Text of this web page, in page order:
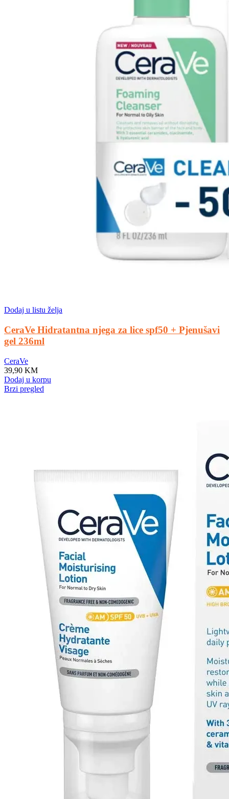
Dodaj u listu želja
CeraVe Hidratantna njega za lice spf50 + Pjenušavi
gel 236ml
CeraVe
39,90 KM
Dodaj u korpu
Brzi pregled